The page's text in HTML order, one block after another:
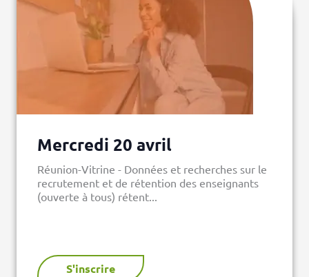
Mercredi 20 avril
Réunion-Vitrine - Données et recherches sur le
recrutement et de rétention des enseignants
(ouverte à tous) rétent...
S'inscrire